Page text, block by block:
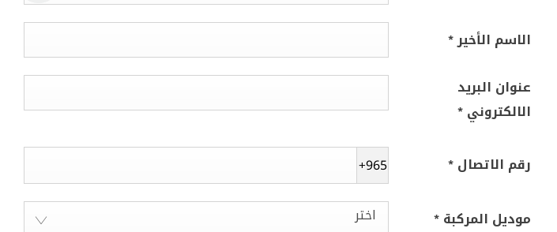
الاسم الأخير*
عنوان البريد
الالكتروني*
رقم الاتصال*
+965
موديل المركبة* اختر